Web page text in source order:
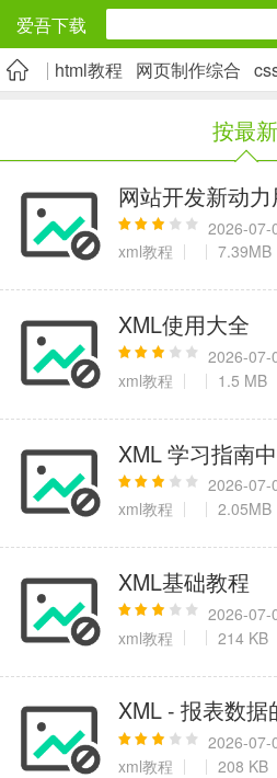
爱吾下载
安卓应用
5千+款应用
社交通讯
2千+款
实用工具
2万+款应用
金融理财
2百+款
资讯阅读
1万+款应用
学习办
3万+款应
医疗健康
6千+款应用
母婴育
2百+款应
图像拍照
9百+款应用
html教程 网页制作综合
按最新
网站开发新动
2026-07-
xml教程
7.39MB
XML使用大全
2026-07-
xml教程
1.5 MB
XML 学习指南
2026-07-
xml教程
2.05MB
XML基础教程
2026-07-
xml教程
214 KB
XML - 报表数据
2026-07-
xml教程
208 KB